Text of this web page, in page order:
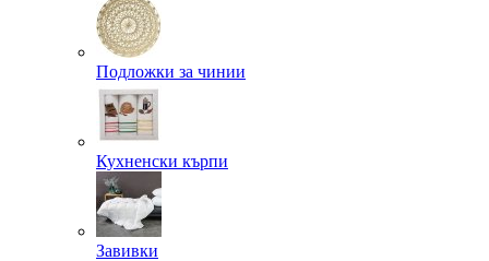
Подложки за чинии
Кухненски кърпи
Завивки